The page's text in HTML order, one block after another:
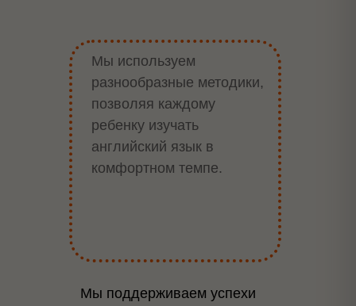
Мы используем
разнообразные методики,
позволяя каждому
ребенку изучать
английский язык в
комфортном темпе.
Мы поддерживаем успехи